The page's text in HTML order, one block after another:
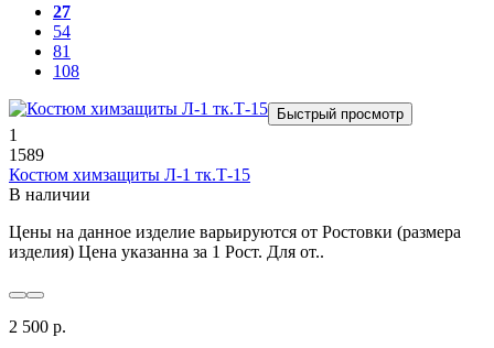
27
54
81
108
Быстрый просмотр
1
1589
Костюм химзащиты Л-1 тк.Т-15
В наличии
Цены на данное изделие варьируются от Ростовки (размера
изделия) Цена указанна за 1 Рост. Для от..
2 500 р.